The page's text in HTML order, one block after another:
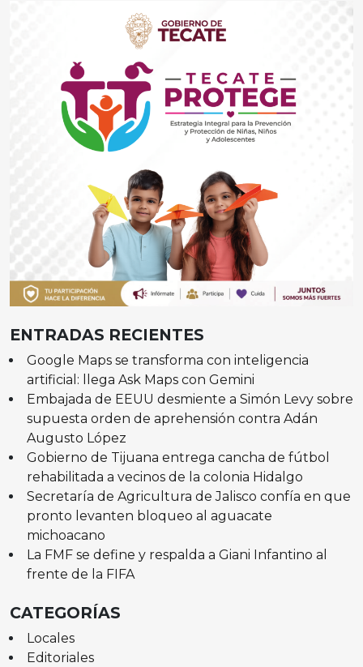
ENTRADAS RECIENTES
Google Maps se transforma con inteligencia
artificial: llega Ask Maps con Gemini
Embajada de EEUU desmiente a Simón Levy sobre
supuesta orden de aprehensión contra Adán
Augusto López
Gobierno de Tijuana entrega cancha de fútbol
rehabilitada a vecinos de la colonia Hidalgo
Secretaría de Agricultura de Jalisco confía en que
pronto levanten bloqueo al aguacate
michoacano
La FMF se define y respalda a Giani Infantino al
frente de la FIFA
CATEGORÍAS
Locales
Editoriales